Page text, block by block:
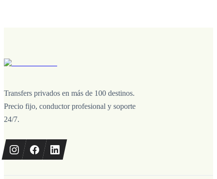
Transfers privados en más de 100 destinos.
Precio fijo, conductor profesional y soporte
24/7.